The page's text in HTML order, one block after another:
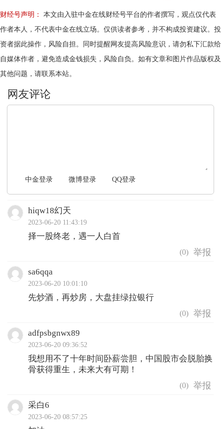
财经号声明：
本文由入驻中金在线财经号平台的作者撰写，观点仅代表
作者本人，不代表中金在线立场。仅供读者参考，并不构成投资建议。投
资者据此操作，风险自担。同时提醒网友提高风险意识，请勿私下汇款给
自媒体作者，避免造成金钱损失，风险自负。如有文章和图片作品版权及
其他问题，请联系本站。
中金登录 微博登录 QQ登录
hiqw18幻天
2023-06-20 11:43:19
择一股终老，遇一人白首
(0)
sa6qqa
2023-06-20 10:01:10
先炒酒，再炒房，大盘挂绿拉银行
(0)
adfpsbgnwx89
2023-06-20 09:36:52
我想用不了十年时间卧薪尝胆，中国股市会脱胎换
骨获得重生，未来大有可期！
(0)
采白6
2023-06-20 08:57:25